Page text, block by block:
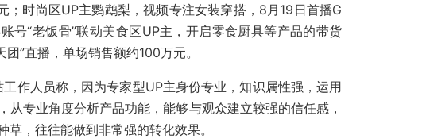
；时尚区UP主鹦鹉梨，视频专注女装穿搭，8月19日首播G
号“老饭骨”联动美食区UP主，开启零食厨具等产品的带货
”直播，单场销售额约100万元。
作人员称，因为专家型UP主身份专业，知识属性强，运用
从专业角度分析产品功能，能够与观众建立较强的信任感，
，往往能做到非常强的转化效果。